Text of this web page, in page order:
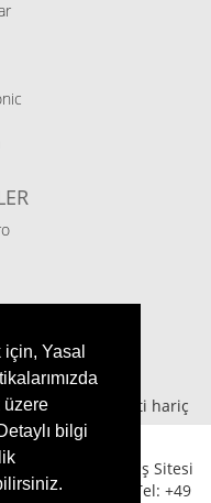
Yasal
üzere
bilgi
*(+) Kargo ücreti hariç
için Alışveriş Sitesi
| Germany | Tel: +49